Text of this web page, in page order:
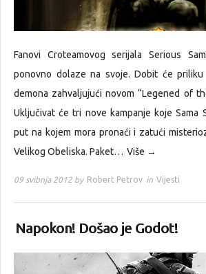
Fanovi Croteamovog serijala Serious
ponovno dolaze na svoje. Dobit će
demona zahvaljujući novom “Legened of
Uključivat će tri nove kampanje koje Sama
put na kojem mora pronaći i zatući
Velikog Obeliska. Paket… Više →
09 svibnja 2012 by Robert Petrov in Vijesti
Napokon! Došao je Godot!